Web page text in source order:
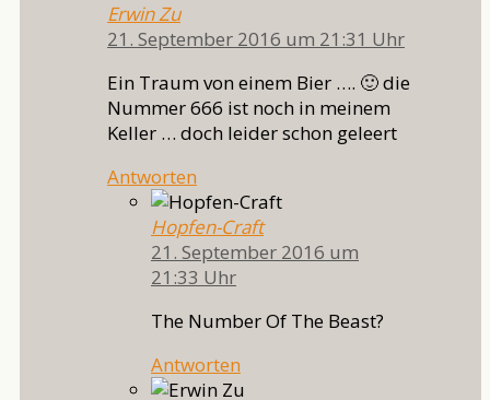
Erwin Zu
21. September 2016 um 21:31 Uhr
Ein Traum von einem Bier …. 🙂 die
Nummer 666 ist noch in meinem
Keller … doch leider schon geleert
Antworten
Hopfen-Craft
21. September 2016 um
21:33 Uhr
The Number Of The Beast?
Antworten